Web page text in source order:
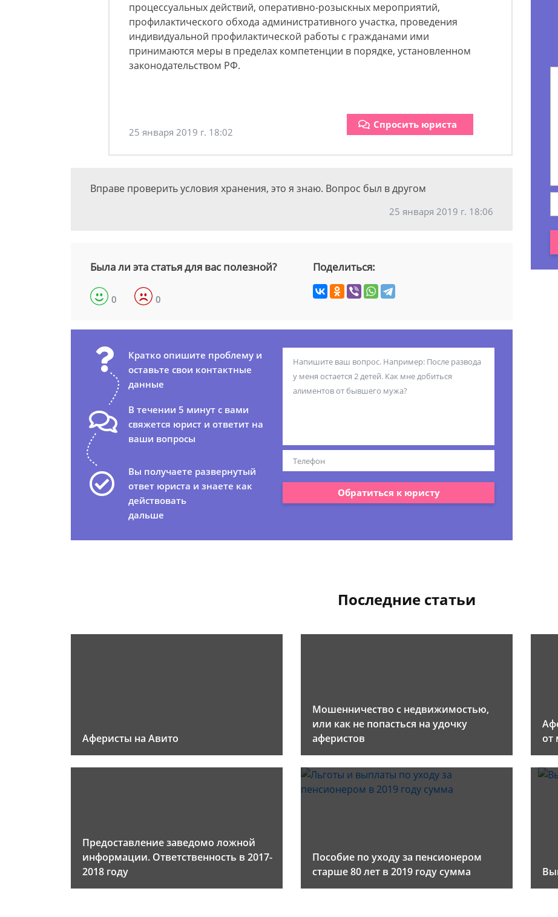
процессуальных действий, оперативно-розыскных мероприятий,
профилактического обхода административного участка, проведения
индивидуальной профилактической работы с гражданами ими
принимаются меры в пределах компетенции в порядке, установленном
законодательством РФ.
25 января 2019 г. 18:02
Спросить юриста
Вправе проверить условия хранения, это я знаю. Вопрос был в другом
25 января 2019 г. 18:06
Была ли эта статья для вас полезной?
0 0
Поделиться:
Кратко опишите проблему и
оставьте свои контактные
данные
В течении 5 минут с вами
свяжется юрист и ответит на
ваши вопросы
Вы получаете развернутый
ответ юриста и знаете как
действовать
дальше
Обратиться к юристу
Последние статьи
Аферисты на Авито
Мошенничество с недвижимостью,
или как не попасться на удочку
аферистов
от
Предоставление заведомо ложной
информации. Ответственность в 2017-
2018 году
Пособие по уходу за пенсионером
старше 80 лет в 2019 году сумма